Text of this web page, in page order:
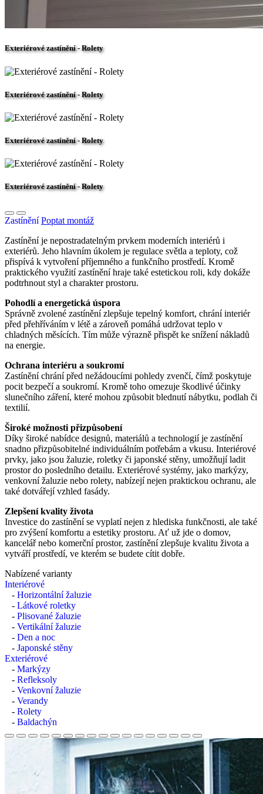
Exteriérové zastínění - Rolety
Exteriérové zastínění - Rolety
Exteriérové zastínění - Rolety
Exteriérové zastínění - Rolety
ZastíněníPoptat montáž
Zastínění je nepostradatelným prvkem moderních interiérů i
exteriérů. Jeho hlavním úkolem je regulace světla a teploty, což
přispívá k vytvoření příjemného a funkčního prostředí. Kromě
praktického využití zastínění hraje také estetickou roli, kdy dokáže
podtrhnout styl a charakter prostoru.
Pohodlí a energetická úspora
Správně zvolené zastínění zlepšuje tepelný komfort, chrání interiér
před přehříváním v létě a zároveň pomáhá udržovat teplo v
chladných měsících. Tím může výrazně přispět ke snížení nákladů
na energie.
Ochrana interiéru a soukromí
Zastínění chrání před nežádoucími pohledy zvenčí, čímž poskytuje
pocit bezpečí a soukromí. Kromě toho omezuje škodlivé účinky
slunečního záření, které mohou způsobit blednutí nábytku, podlah či
textilií.
Široké možnosti přizpůsobení
Díky široké nabídce designů, materiálů a technologií je zastínění
snadno přizpůsobitelné individuálním potřebám a vkusu. Interiérové
prvky, jako jsou žaluzie, roletky či japonské stěny, umožňují ladit
prostor do posledního detailu. Exteriérové systémy, jako markýzy,
venkovní žaluzie nebo rolety, nabízejí nejen praktickou ochranu, ale
také dotvářejí vzhled fasády.
Zlepšení kvality života
Investice do zastínění se vyplatí nejen z hlediska funkčnosti, ale také
pro zvýšení komfortu a estetiky prostoru. Ať už jde o domov,
kancelář nebo komerční prostor, zastínění zlepšuje kvalitu života a
vytváří prostředí, ve kterém se budete cítit dobře.
Nabízené varianty
Interiérové
- Horizontální žaluzie
- Látkové roletky
- Plisované žaluzie
- Vertikální žaluzie
- Den a noc
- Japonské stěny
Exteriérové
- Markýzy
- Refleksoly
- Venkovní žaluzie
- Verandy
- Rolety
- Baldachýn